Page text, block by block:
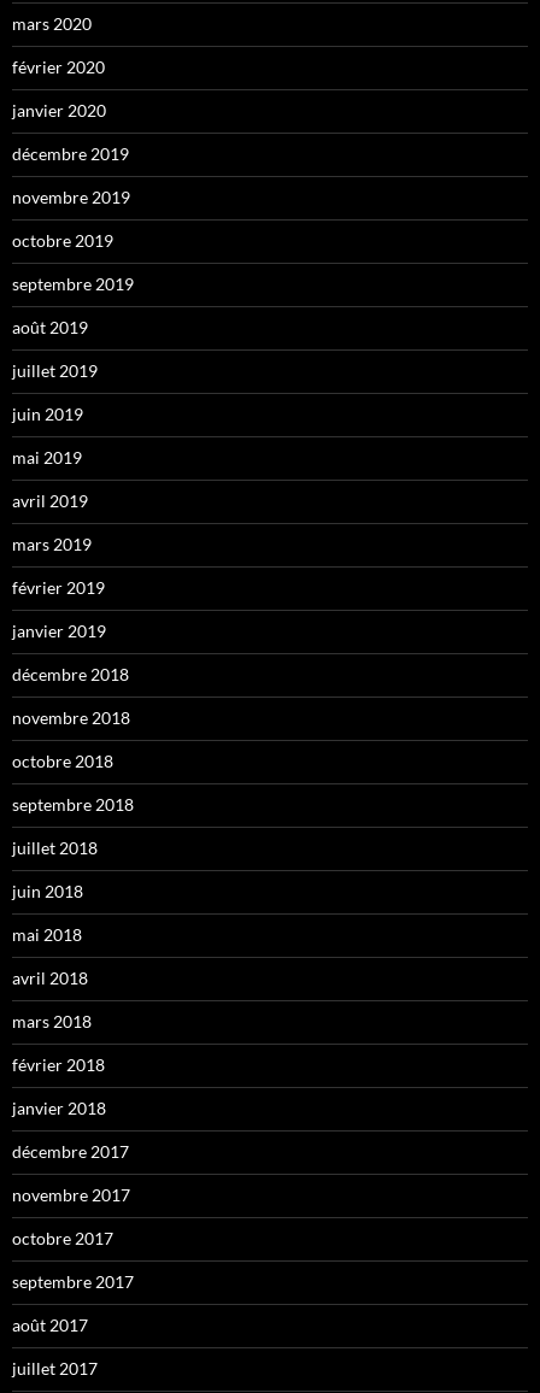
mars 2020
février 2020
janvier 2020
décembre 2019
novembre 2019
octobre 2019
septembre 2019
août 2019
juillet 2019
juin 2019
mai 2019
avril 2019
mars 2019
février 2019
janvier 2019
décembre 2018
novembre 2018
octobre 2018
septembre 2018
juillet 2018
juin 2018
mai 2018
avril 2018
mars 2018
février 2018
janvier 2018
décembre 2017
novembre 2017
octobre 2017
septembre 2017
août 2017
juillet 2017